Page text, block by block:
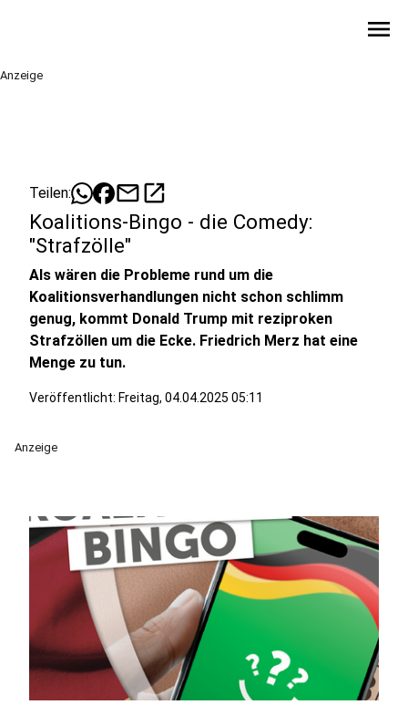
menu
Anzeige
Teilen: mailopen_in_new
Koalitions-Bingo - die Comedy:
"Strafzölle"
Als wären die Probleme rund um die
Koalitionsverhandlungen nicht schon schlimm
genug, kommt Donald Trump mit reziproken
Strafzöllen um die Ecke. Friedrich Merz hat eine
Menge zu tun.
Veröffentlicht: Freitag, 04.04.2025 05:11
Anzeige